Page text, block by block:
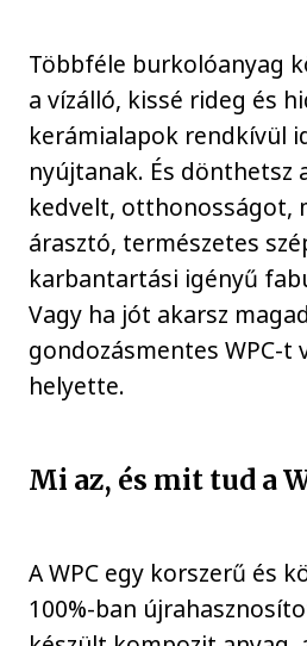
Többféle burkolóanyag
a vízálló, kissé rideg és
kerámialapok rendkívül
nyújtanak. És dönthetsz
kedvelt, otthonosságot,
árasztó, természetes
karbantartási igényű
Vagy ha jót akarsz
gondozásmentes WPC-t
helyette.
Mi az, és mit tud a
A WPC egy korszerű és
100%-ban